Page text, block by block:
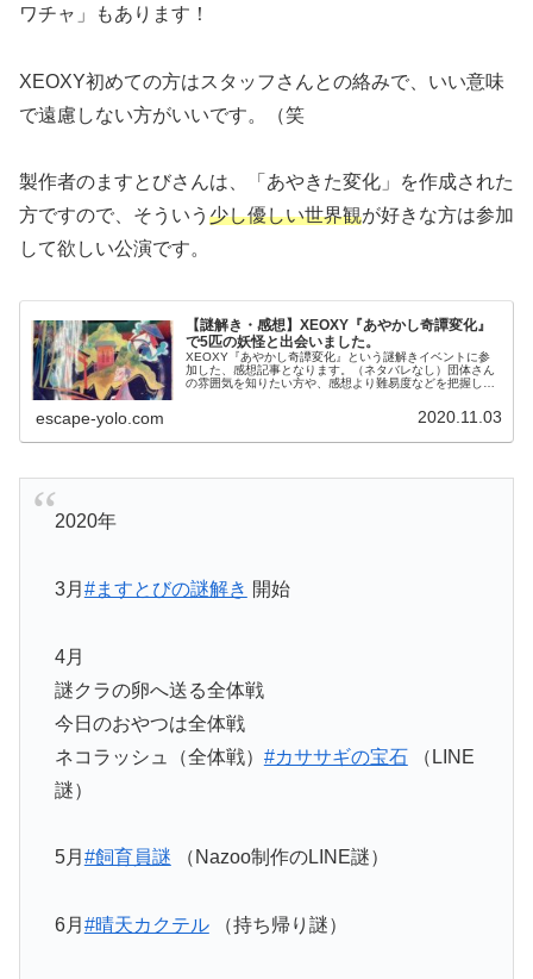
ワチャ」もあります！
XEOXY初めての方はスタッフさんとの絡みで、いい意味
で遠慮しない方がいいです。（笑
製作者のますとびさんは、「あやきた変化」を作成された
方ですので、そういう 少し優しい世界観が好きな方は参加
して欲しい公演です。
【謎解き・感想】XEOXY『あやかし奇譚変化』
で5匹の妖怪と出会いました。
XEOXY『あやかし奇譚変化』という謎解きイベントに参
加した、感想記事となります。（ネタバレなし）団体さん
の雰囲気を知りたい方や、感想より難易度などを把握して
escape-yolo.com 2020.11.03
2020年
3月 #ますとびの謎解き 開始
4月
謎クラの卵へ送る全体戦
今日のおやつは全体戦
ネコラッシュ（全体戦） #カササギの宝石（LINE
謎）
5月 #飼育員謎 （Nazoo制作のLINE謎）
6月 #晴天カクテル（持ち帰り謎）